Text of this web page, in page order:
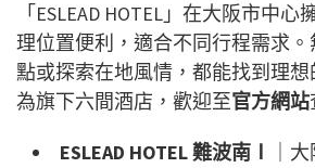
「ESLEAD HOTEL」在大阪市中
理位置便利，適合不同行程需求
點或探索在地風情，都能找到理
為旗下六間酒店，歡迎至官方網站
ESLEAD HOTEL 難波南Ⅰ
｜